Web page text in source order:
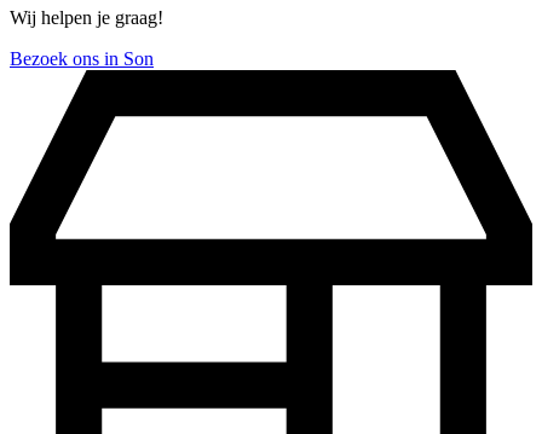
Wij helpen je graag!
Bezoek ons in Son